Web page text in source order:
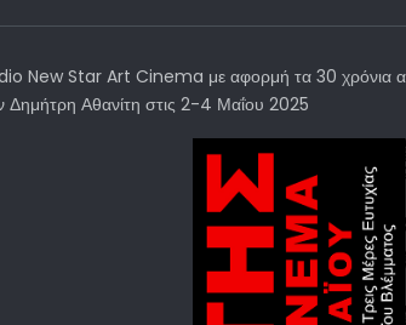
New Star Art Cinema με αφορμή τα 30 χρόνια
Δημήτρη Αθανίτη στις 2-4 Μαΐου 2025